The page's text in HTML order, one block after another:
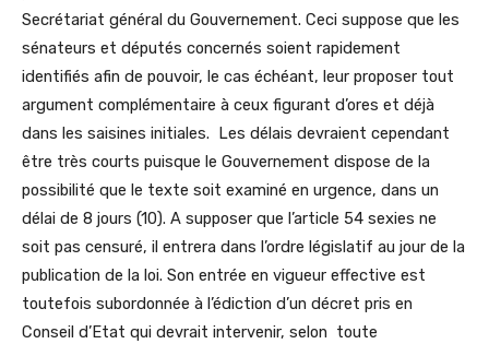
Secrétariat général du Gouvernement. Ceci suppose que les
sénateurs et députés concernés soient rapidement
identifiés afin de pouvoir, le cas échéant, leur proposer tout
argument complémentaire à ceux figurant d’ores et déjà
dans les saisines initiales. Les délais devraient cependant
être très courts puisque le Gouvernement dispose de la
possibilité que le texte soit examiné en urgence, dans un
délai de 8 jours (10). A supposer que l’article 54 sexies ne
soit pas censuré, il entrera dans l’ordre législatif au jour de la
publication de la loi. Son entrée en vigueur effective est
toutefois subordonnée à l’édiction d’un décret pris en
Conseil d’Etat qui devrait intervenir, selon toute